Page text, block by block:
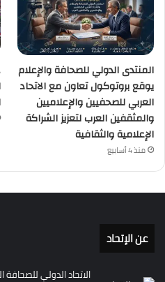
المنتدى الدولي للصحافة والإعلام
يوقع بروتوكول تعاون مع الاتحاد
العربي للصحفيين والإعلاميين
والمثقفين العرب لتعزيز الشراكة
الإعلامية والثقافية
منذ 4 أسابيع
عن الإتحاد
الاتحاد الدولي